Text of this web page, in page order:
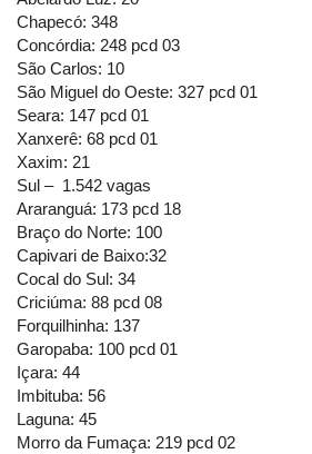
Chapecó: 348
Concórdia: 248 pcd 03
São Carlos: 10
São Miguel do Oeste: 327 pcd 01
Seara: 147 pcd 01
Xanxerê: 68 pcd 01
Xaxim: 21
Sul – 1.542 vagas
Araranguá: 173 pcd 18
Braço do Norte: 100
Capivari de Baixo:32
Cocal do Sul: 34
Criciúma: 88 pcd 08
Forquilhinha: 137
Garopaba: 100 pcd 01
Içara: 44
Imbituba: 56
Laguna: 45
Morro da Fumaça: 219 pcd 02